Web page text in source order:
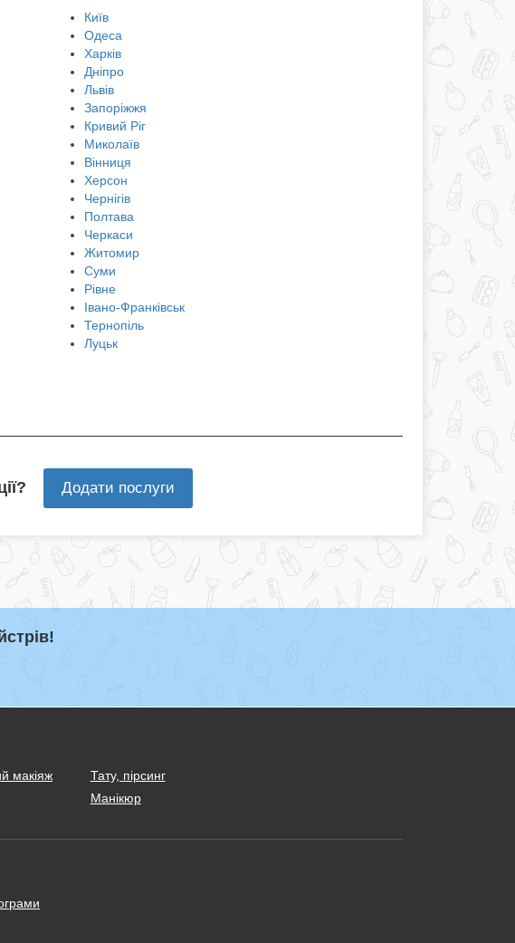
Київ
Одеса
Харків
Дніпро
Львів
Запоріжжя
Кривий Ріг
Миколаїв
Вінниця
Херсон
Чернігів
Полтава
Черкаси
Житомир
Суми
Рівне
Івано-Франківськ
Тернопіль
Луцьк
Додати послуги
макіяж
Тату, пірсинг
Манікюр